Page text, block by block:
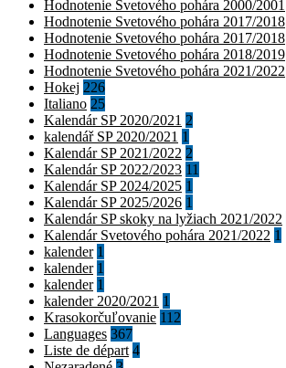
Hodnotenie Svetového pohára 2000/2001
Hodnotenie Svetového pohára 2017/2018
Hodnotenie Svetového pohára 2017/2018
Hodnotenie Svetového pohára 2018/2019
Hodnotenie Svetového pohára 2021/2022
Hokej 226
Italiano 25
Kalendár SP 2020/2021 2
kalendář SP 2020/2021 1
Kalendár SP 2021/2022 2
Kalendár SP 2022/2023 11
Kalendár SP 2024/2025 1
Kalendár SP 2025/2026 1
Kalendár SP skoky na lyžiach 2021/2022
Kalendár Svetového pohára 2021/2022 1
kalender 1
kalender 1
kalender 1
kalender 2020/2021 1
Krasokorčuľovanie 112
Languages 367
Liste de départ 4